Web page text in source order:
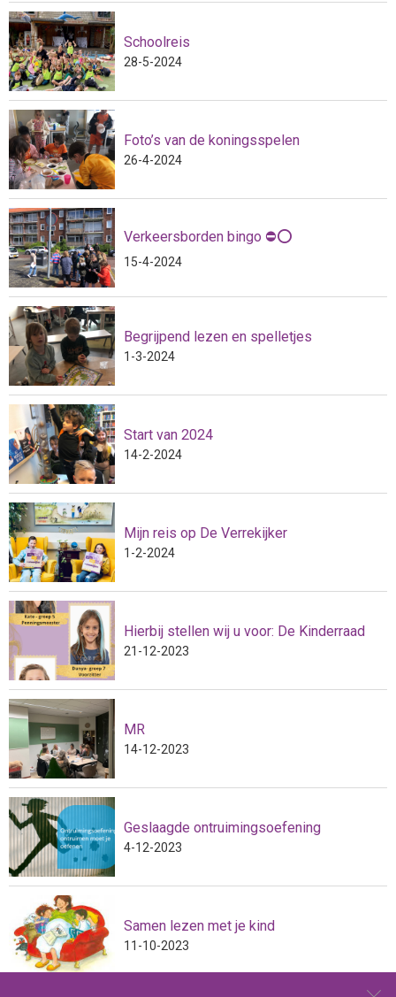
Schoolreis
28-5-2024
Foto’s van de koningsspelen
26-4-2024
Verkeersborden bingo ⛔️⭕️
15-4-2024
Begrijpend lezen en spelletjes
1-3-2024
Start van 2024
14-2-2024
Mijn reis op De Verrekijker
1-2-2024
Hierbij stellen wij u voor: De Kinderraad
21-12-2023
MR
14-12-2023
Geslaagde ontruimingsoefening
4-12-2023
Samen lezen met je kind
11-10-2023